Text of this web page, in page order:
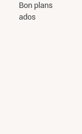
Bon plans
ados